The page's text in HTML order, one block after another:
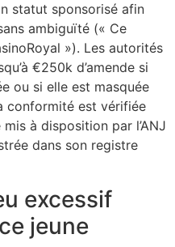
statut sponsorisé afin
ambiguïté (« Ce
»). Les autorités
€250k d’amende si
ou si elle est masquée
conformité est vérifiée
à disposition par l’ANJ
dans son registre
excessif
jeune